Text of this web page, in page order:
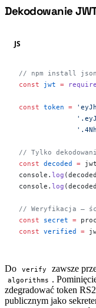
#
Dekodowanie
JS
// npm install
const jwt = require
const token =
// Tylko
const decoded =
console. log
console. log
// Weryfikacja —
const secret =
const verified =
Do verify zawsze
algorithms .
zdegradować token
publicznym jako